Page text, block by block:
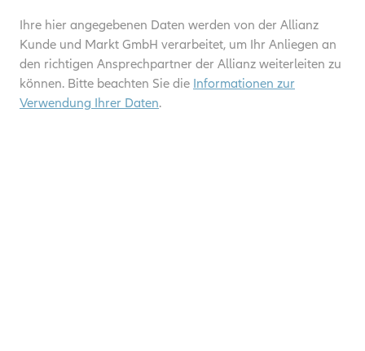
Ihre hier angegebenen Daten werden von der Allianz
Kunde und Markt GmbH verarbeitet, um Ihr Anliegen an
den richtigen Ansprechpartner der Allianz weiterleiten zu
können. Bitte beachten Sie die Informationen zur
Verwendung Ihrer Daten.